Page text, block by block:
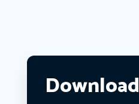
Download